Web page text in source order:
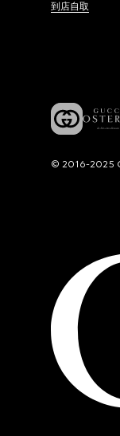
到店自取
© 2016-2025